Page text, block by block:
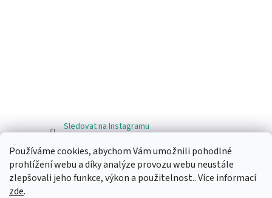
Používáme cookies, abychom Vám umožnili pohodlné
prohlížení webu a díky analýze provozu webu neustále
zlepšovali jeho funkce, výkon a použitelnost.. Více informací
zde.
Sledovat na Instagramu
Facebook